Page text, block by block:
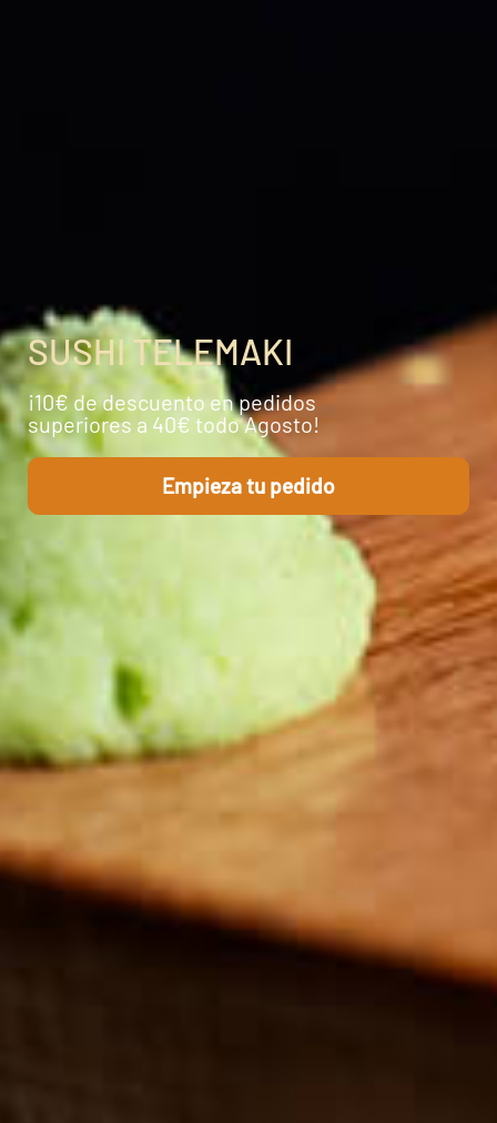
SUSHI TELEMAKI
¡10€ de descuento en pedidos
superiores a 40€ todo Agosto!
Empieza tu pedido